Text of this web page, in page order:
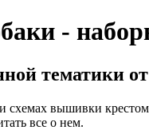
-
тематики
схемах вышивки
все о нем.